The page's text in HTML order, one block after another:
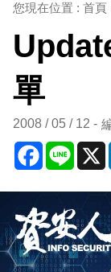
您現在位置 : 首
單
2008 / 05 / 12
Facebook
Line